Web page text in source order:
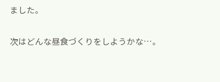
ました。
次はどんな昼食づくりをしようかな…。